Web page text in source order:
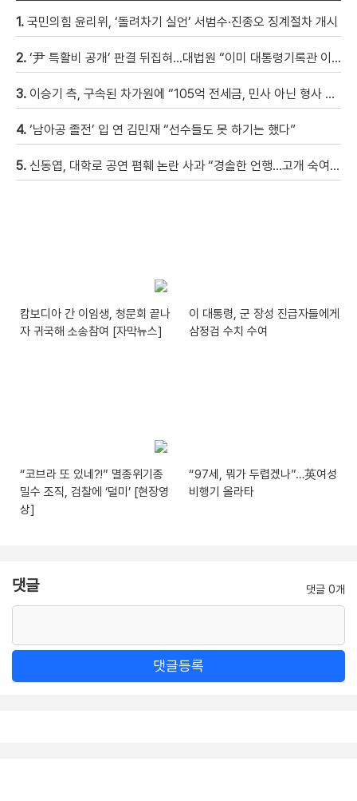
1. 국민의힘 윤리위, ‘돌려차기 실언’ 서범수·진종오 징계절차 개시
2. ‘尹 특활비 공개’ 판결 뒤집혀…대법원 “이미 대통령기록관 이관”
3. 이승기 측, 구속된 차가원에 “105억 전세금, 민사 아닌 형사 범죄…엄벌 원해” [자막뉴스]
4. ‘남아공 졸전’ 입 연 김민재 “선수들도 못 하기는 했다”
5. 신동엽, 대학로 공연 폄훼 논란 사과 “경솔한 언행…고개 숙여 사과”
캄보디아 간 이임생, 청문회 끝나
자 귀국해 소송참여 [자막뉴스]
이 대통령, 군 장성 진급자들에게
삼정검 수치 수여
“코브라 또 있네?!” 멸종위기종
밀수 조직, 검찰에 ‘덜미’ [현장영
상]
“97세, 뭐가 두렵겠나”…英여성
비행기 올라타
댓글 댓글 0개
댓글등록